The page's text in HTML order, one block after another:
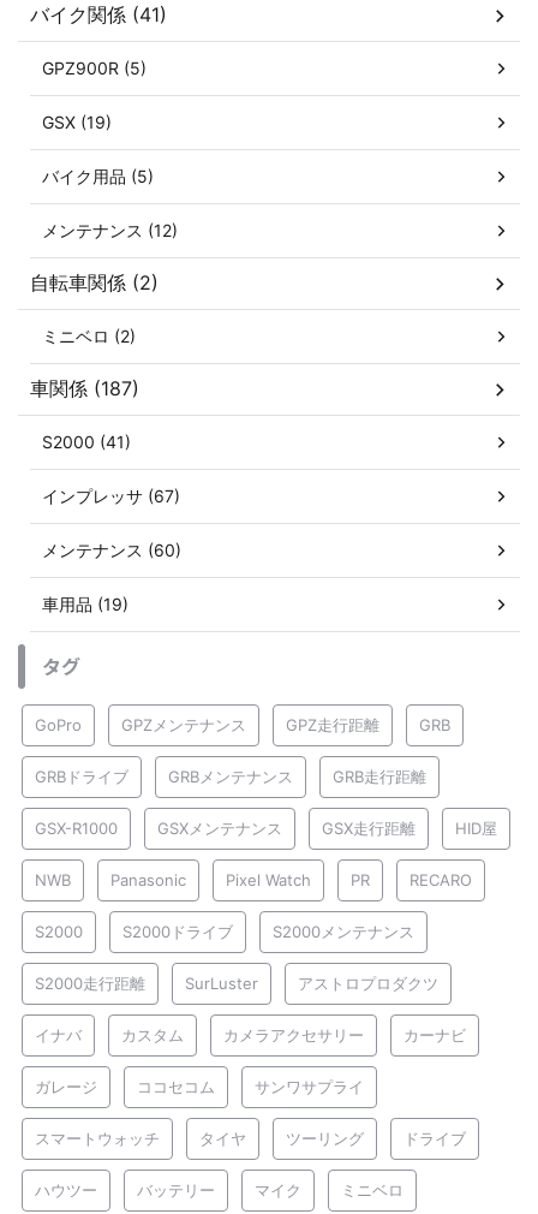
バイク関係 (41)
GPZ900R (5)
GSX (19)
バイク用品 (5)
メンテナンス (12)
自転車関係 (2)
ミニベロ (2)
車関係 (187)
S2000 (41)
インプレッサ (67)
メンテナンス (60)
車用品 (19)
タグ
GoPro GPZメンテナンス GPZ走行距離 GRB
GRBドライブ GRBメンテナンス GRB走行距離
GSX-R1000 GSXメンテナンス GSX走行距離 HID屋
NWB Panasonic Pixel Watch PR RECARO
S2000 S2000ドライブ S2000メンテナンス
S2000走行距離 SurLuster アストロプロダクツ
イナバ カスタム カメラアクセサリー カーナビ
ガレージ ココセコム サンワサプライ
スマートウォッチ タイヤ ツーリング ドライブ
ハウツー バッテリー マイク ミニベロ